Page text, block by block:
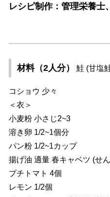
レシピ制作：管理栄養
材料（2人分） 鮭 (甘塩
コショウ 少々
＜衣＞
小麦粉 小さじ2~3
溶き卵 1/2~1個分
パン粉 1/2~1カップ
揚げ油 適量 春キャベツ (せ
プチトマト 4個
レモン 1/2個